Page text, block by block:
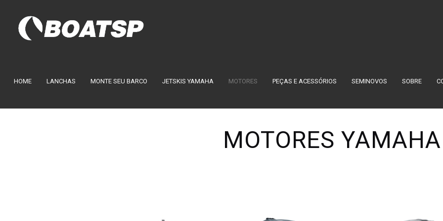
HOME LANCHAS MONTE SEU BARCO JETSKIS YAMAHA MOTORES PEÇAS E ACESSÓRIOS SEMINOVOS SOBRE
MOTORES YAMAHA